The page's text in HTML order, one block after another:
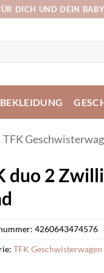
DICH UND DEIN
BEKLEIDUNG
TFK
duo 2
4260643474576
TFK Geschwisterwagen